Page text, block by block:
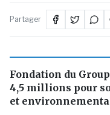
Partager
Fondation du
4,5 millions pour
et